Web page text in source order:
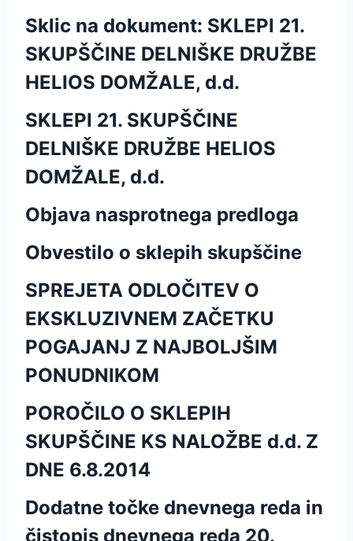
Sklic na dokument: SKLEPI 21.
SKUPŠČINE DELNIŠKE DRUŽBE
HELIOS DOMŽALE, d.d.
SKLEPI 21. SKUPŠČINE
DELNIŠKE DRUŽBE HELIOS
DOMŽALE, d.d.
Objava nasprotnega predloga
Obvestilo o sklepih skupščine
SPREJETA ODLOČITEV O
EKSKLUZIVNEM ZAČETKU
POGAJANJ Z NAJBOLJŠIM
PONUDNIKOM
POROČILO O SKLEPIH
SKUPŠČINE KS NALOŽBE d.d. Z
DNE 6.8.2014
Dodatne točke dnevnega reda in
čistopis dnevnega reda 20.